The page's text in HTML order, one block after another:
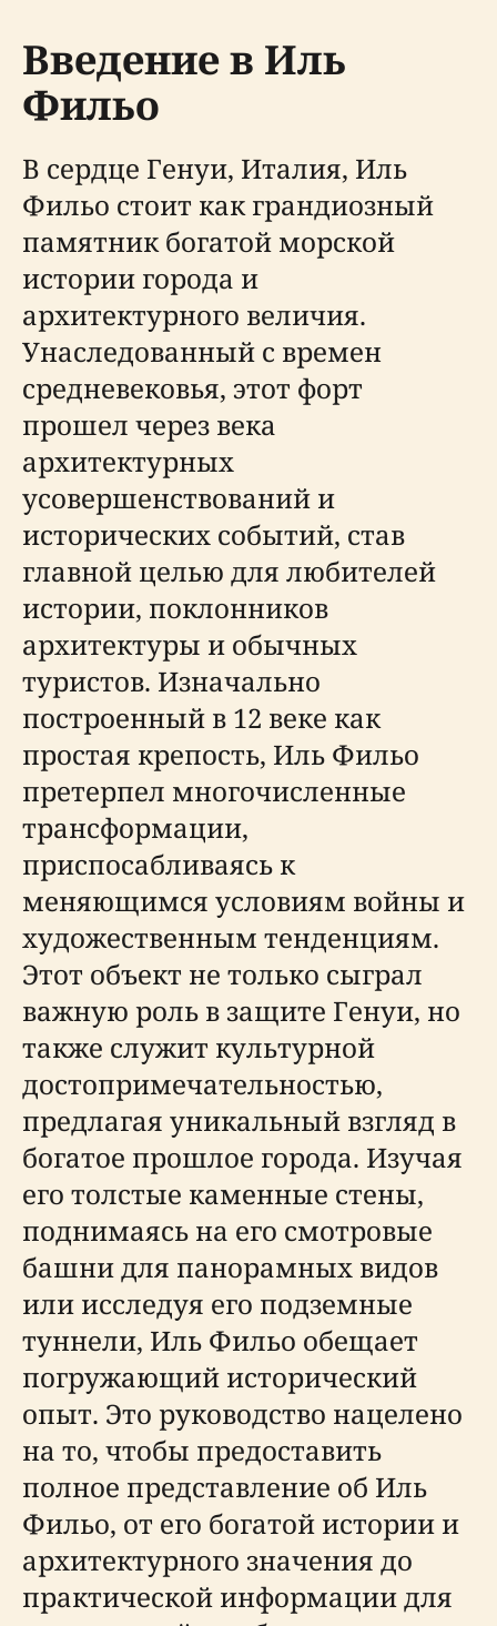
Введение в Иль
Фильо
В сердце Генуи, Италия, Иль
Фильо стоит как грандиозный
памятник богатой морской
истории города и
архитектурного величия.
Унаследованный с времен
средневековья, этот форт
прошел через века
архитектурных
усовершенствований и
исторических событий, став
главной целью для любителей
истории, поклонников
архитектуры и обычных
туристов. Изначально
построенный в 12 веке как
простая крепость, Иль Фильо
претерпел многочисленные
трансформации,
приспосабливаясь к
меняющимся условиям войны и
художественным тенденциям.
Этот объект не только сыграл
важную роль в защите Генуи, но
также служит культурной
достопримечательностью,
предлагая уникальный взгляд в
богатое прошлое города. Изучая
его толстые каменные стены,
поднимаясь на его смотровые
башни для панорамных видов
или исследуя его подземные
туннели, Иль Фильо обещает
погружающий исторический
опыт. Это руководство нацелено
на то, чтобы предоставить
полное представление об Иль
Фильо, от его богатой истории и
архитектурного значения до
практической информации для